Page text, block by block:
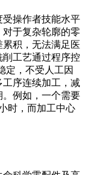
操作者技能水平
于复杂轮廓的零
积，无法满足医
工艺通过程序控
定，不受人工因
序连续加工，减
例如，一个需要
时，而加工中心